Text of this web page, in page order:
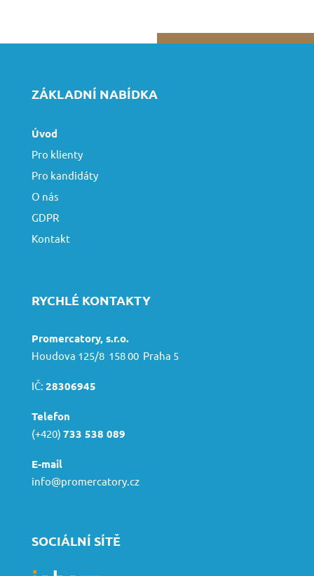
ZÁKLADNÍ NABÍDKA
Úvod
Pro klienty
Pro kandidáty
O nás
GDPR
Kontakt
RYCHLÉ KONTAKTY
Promercatory, s.r.o.
Houdova 125/8 158 00 Praha 5
IČ: 28306945
Telefon
(+420) 733 538 089
E-mail
info@promercatory.cz
SOCIÁLNÍ SÍTĚ